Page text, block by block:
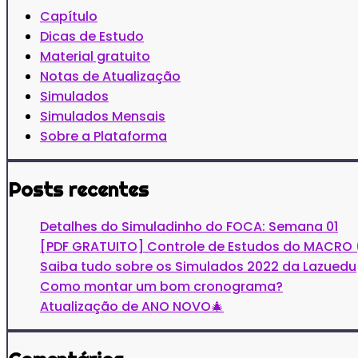
Capítulo
Dicas de Estudo
Material gratuito
Notas de Atualização
Simulados
Simulados Mensais
Sobre a Plataforma
Posts recentes
Detalhes do Simuladinho do FOCA: Semana 01
[PDF GRATUITO] Controle de Estudos do MACRO
Saiba tudo sobre os Simulados 2022 da Lazuedu
Como montar um bom cronograma?
Atualização de ANO NOVO🎄